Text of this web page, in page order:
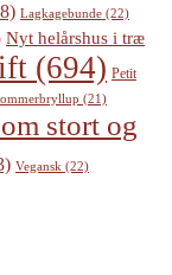
Lagkagebunde (22)
Nyt helårshus i træ
(694) Petit
(21)
stort og
Vegansk (22)